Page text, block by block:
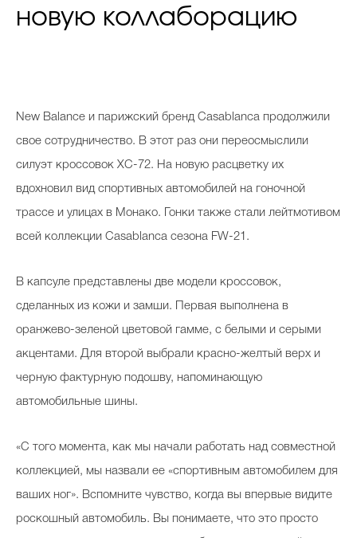
новую коллаборацию
New Balance и парижский бренд Casablanca продолжили
свое сотрудничество. В этот раз они переосмыслили
силуэт кроссовок XC-72. На новую расцветку их
вдохновил вид спортивных автомобилей на гоночной
трассе и улицах в Монако. Гонки также стали лейтмотивом
всей коллекции Casablanca сезона FW-21.
В капсуле представлены две модели кроссовок,
сделанных из кожи и замши. Первая выполнена в
оранжево-зеленой цветовой гамме, с белыми и серыми
акцентами. Для второй выбрали красно-желтый верх и
черную фактурную подошву, напоминающую
автомобильные шины.
«С того момента, как мы начали работать над совместной
коллекцией, мы назвали ее «спортивным автомобилем для
ваших ног». Вспомните чувство, когда вы впервые видите
роскошный автомобиль. Вы понимаете, что это просто